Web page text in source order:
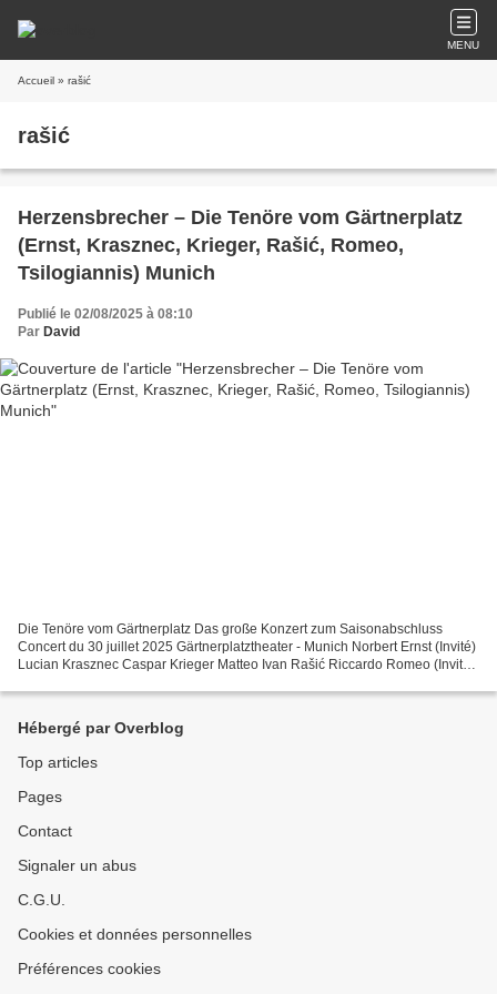
MENU
Accueil » rašić
rašić
Herzensbrecher – Die Tenöre vom Gärtnerplatz
(Ernst, Krasznec, Krieger, Rašić, Romeo,
Tsilogiannis) Munich
Publié le 02/08/2025 à 08:10
Par David
Die Tenöre vom Gärtnerplatz Das große Konzert zum Saisonabschluss
Concert du 30 juillet 2025 Gärtnerplatztheater - Munich Norbert Ernst (Invité)
Lucian Krasznec Caspar Krieger Matteo Ivan Rašić Riccardo Romeo (Invité)
Hébergé par Overblog
Top articles
Pages
Contact
Signaler un abus
C.G.U.
Cookies et données personnelles
Préférences cookies